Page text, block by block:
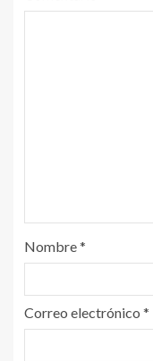
Nombre*
Correo electrónico *